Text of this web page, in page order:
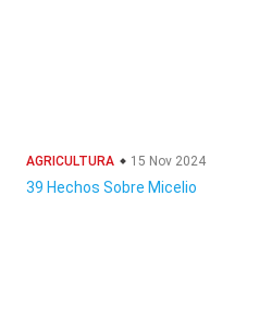
AGRICULTURA 15 Nov 2024
39 Hechos Sobre Micelio